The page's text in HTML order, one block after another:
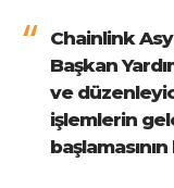
Chainlink
Başkan
ve
işlemlerin